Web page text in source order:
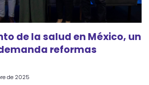
de la salud en México, un
reformas
de 2025